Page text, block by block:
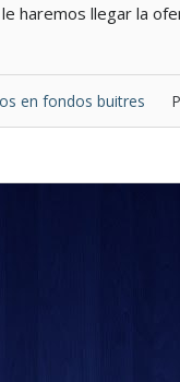
haremos llegar la
en fondos buitres